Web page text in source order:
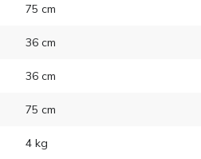
75 cm
36 cm
36 cm
75 cm
4 kg